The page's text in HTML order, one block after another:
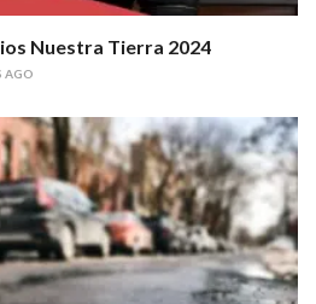
Nuestra Tierra 2024
AGO